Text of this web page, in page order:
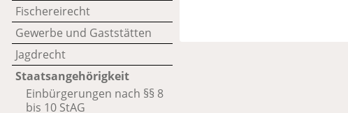
Fischereirecht
Gewerbe und Gaststätten
Jagdrecht
Staatsangehörigkeit
Einbürgerungen nach §§ 8
bis 10 StAG